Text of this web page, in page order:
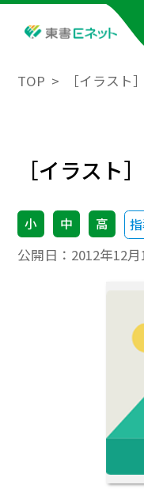
TOP ［イラスト
［イラスト
小 中 高
公開日： 2012年12月